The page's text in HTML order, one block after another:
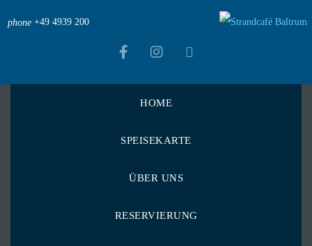
phone +49 4939 200
HOME
SPEISEKARTE
ÜBER UNS
RESERVIERUNG
Strandcafé Baltrum > Menu Items
Primitivo 0,2 l